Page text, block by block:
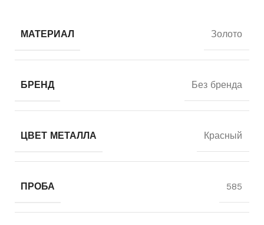
МАТЕРИАЛ Золото
БРЕНД Без бренда
ЦВЕТ МЕТАЛЛА Красный
ПРОБА 585